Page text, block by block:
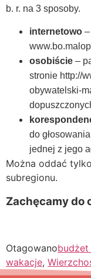
b. r. na 3 sposoby.
internetowo
osobiście –
stronie http://
obywatelski-
do
jednej z jego
Można oddać
subregionu.
Zachęcamy do
Otagowano
wakacje,